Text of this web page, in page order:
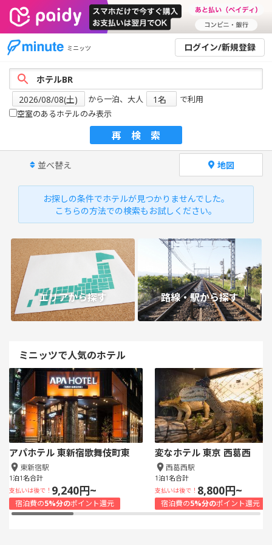
ミニッツ ログイン/新規登録
から一泊、大人
で利用
空室のあるホテルのみ表示
再検索
並べ替え 地図
お探しの条件でホテルが見つかりませんでした。
こちらの方法での検索もお試しください。
エリアから探す 路線・駅から探す
ミニッツで人気のホテル
アパホテル 東新宿歌舞伎町東
東新宿駅
1泊1名合計
支払いは後で！ 9,240円~
宿泊費の5%分のポイント還元
変なホテル 東京 西葛西
西葛西駅
1泊1名合計
支払いは後で！ 8,800円~
宿泊費の5%分のポイント還元